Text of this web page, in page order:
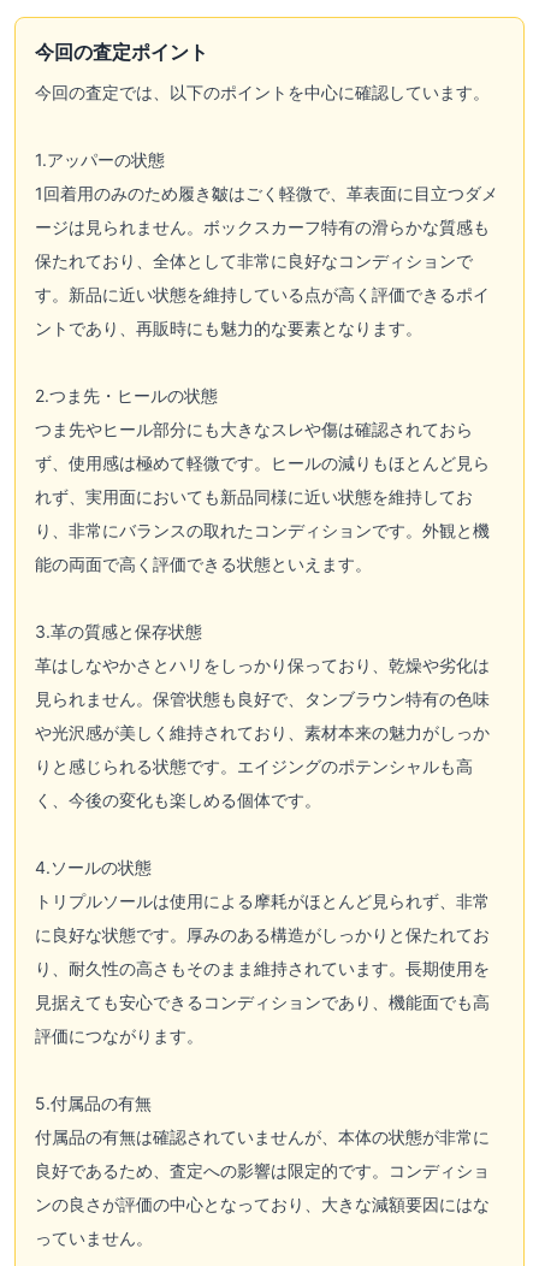
今回の査定ポイント
今回の査定では、以下のポイントを中心に確認しています。
1.アッパーの状態
1回着用のみのため履き皺はごく軽微で、革表面に目立つダメ
ージは見られません。ボックスカーフ特有の滑らかな質感も
保たれており、全体として非常に良好なコンディションで
す。新品に近い状態を維持している点が高く評価できるポイ
ントであり、再販時にも魅力的な要素となります。
2.つま先・ヒールの状態
つま先やヒール部分にも大きなスレや傷は確認されておら
ず、使用感は極めて軽微です。ヒールの減りもほとんど見ら
れず、実用面においても新品同様に近い状態を維持してお
り、非常にバランスの取れたコンディションです。外観と機
能の両面で高く評価できる状態といえます。
3.革の質感と保存状態
革はしなやかさとハリをしっかり保っており、乾燥や劣化は
見られません。保管状態も良好で、タンブラウン特有の色味
や光沢感が美しく維持されており、素材本来の魅力がしっか
りと感じられる状態です。エイジングのポテンシャルも高
く、今後の変化も楽しめる個体です。
4.ソールの状態
トリプルソールは使用による摩耗がほとんど見られず、非常
に良好な状態です。厚みのある構造がしっかりと保たれてお
り、耐久性の高さもそのまま維持されています。長期使用を
見据えても安心できるコンディションであり、機能面でも高
評価につながります。
5.付属品の有無
付属品の有無は確認されていませんが、本体の状態が非常に
良好であるため、査定への影響は限定的です。コンディショ
ンの良さが評価の中心となっており、大きな減額要因にはな
っていません。